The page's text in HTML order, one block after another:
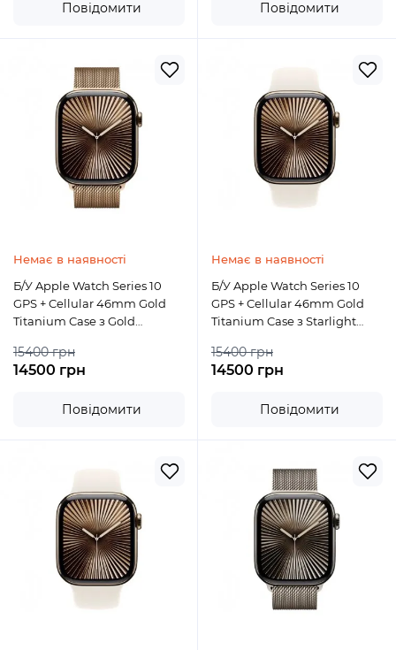
Повідомити Повідомити
Немає в наявності
Б/У Apple Watch Series 10
GPS + Cellular 46mm Gold
Titanium Case з Gold
15400 грн
14500 грн
Повідомити
Немає в наявності
Б/У Apple Watch Series 10
GPS + Cellular 46mm Gold
Titanium Case з Starlight
15400 грн
14500 грн
Повідомити